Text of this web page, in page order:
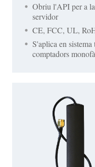
Obriu l'API per a
servidor
CE, FCC, UL,
S'aplica en
comptadors